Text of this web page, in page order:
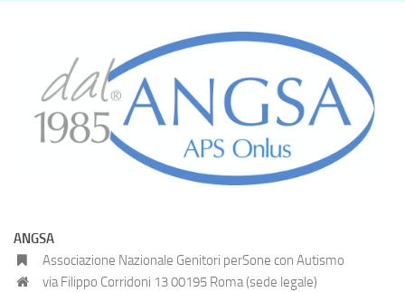
ANGSA
Associazione Nazionale Genitori perSone con Autismo
via Filippo Corridoni 13 00195 Roma (sede legale)